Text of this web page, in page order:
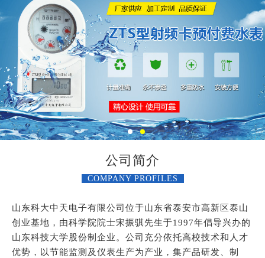
公司简介
COMPANY PROFILES
山东科大中天电子有限公司位于山东省泰安市高新区泰山
创业基地，由科学院院士宋振骐先生于1997年倡导兴办的
山东科技大学股份制企业。公司充分依托高校技术和人才
优势，以节能监测及仪表生产为产业，集产品研发、制